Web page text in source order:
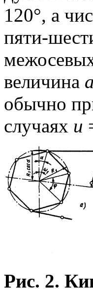
120°, а
пяти-
величина а
обычно
случаях u
Рис. 2.